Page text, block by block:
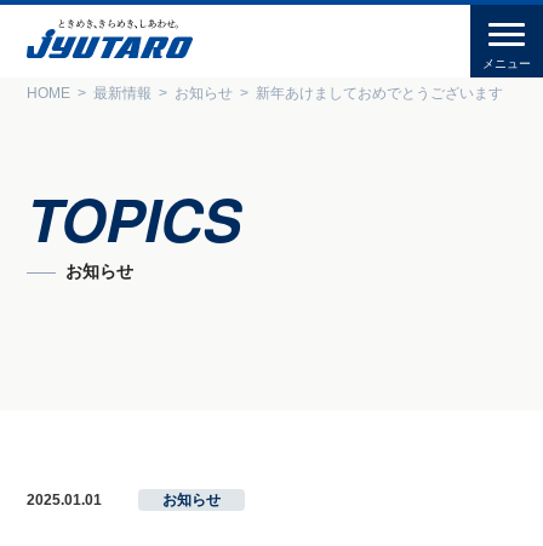
HOME 最新情報 お知らせ 新年あけましておめでとうございます
TOPICS
お知らせ
2025.01.01 お知らせ